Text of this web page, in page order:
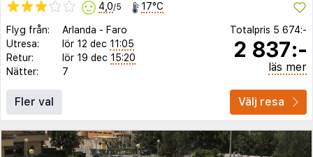
4,0/5 17°C
Flyg från: Arlanda - Faro
Utresa:
lör 12 dec 11:05
Retur:
lör 19 dec 15:20
Nätter:
7
Totalpris 5 674:-
2 837:-
läs mer
Fler val Välj resa